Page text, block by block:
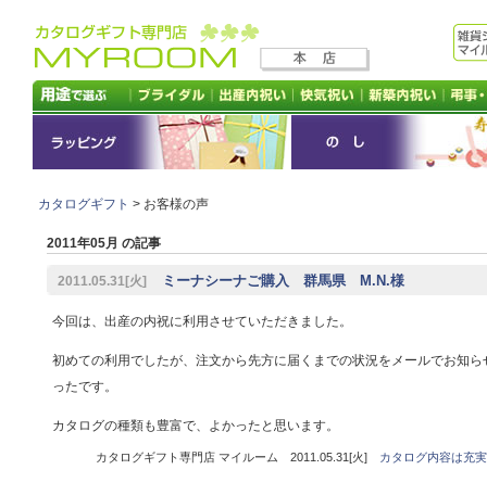
カタログギフト > お客様の声
2011年05月 の記事
2011.05.31[火] ミーナシーナご購入 群馬県 M.N.様
今回は、出産の内祝に利用させていただきました。
初めての利用でしたが、注文から先方に届くまでの状況をメールでお知
ったです。
カタログの種類も豊富で、よかったと思います。
カタログギフト専門店 マイルーム 2011.05.31[火] カタログ内容は充